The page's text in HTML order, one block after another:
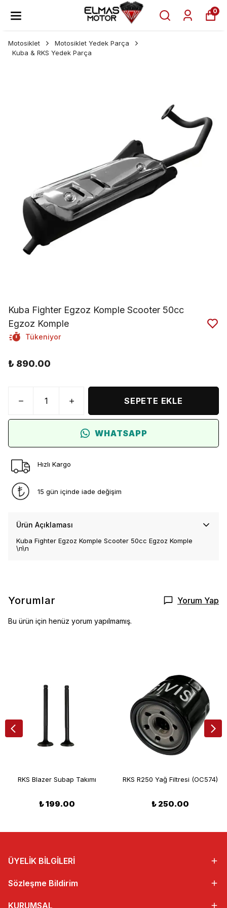
0
Motosiklet
Motosiklet Yedek Parça
Kuba & RKS Yedek Parça
Kuba Fighter Egzoz Komple Scooter 50cc
Egzoz Komple
Tükeniyor
₺ 890.00
SEPETE EKLE
WHATSAPP
Hızlı Kargo
15 gün içinde iade değişim
Ürün Açıklaması
Kuba Fighter Egzoz Komple Scooter 50cc Egzoz Komple
\n\n
Yorumlar Yorum Yap
Bu ürün için henüz yorum yapılmamış.
RKS Blazer Subap Takımı
₺ 199.00
RKS R250 Yağ Filtresi (OC574)
₺ 250.00
ÜYELİK BİLGİLERİ
Sözleşme Bildirim
KURUMSAL